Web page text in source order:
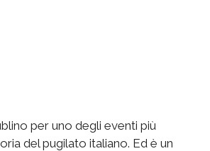
per uno degli eventi più
del pugilato italiano. Ed è un